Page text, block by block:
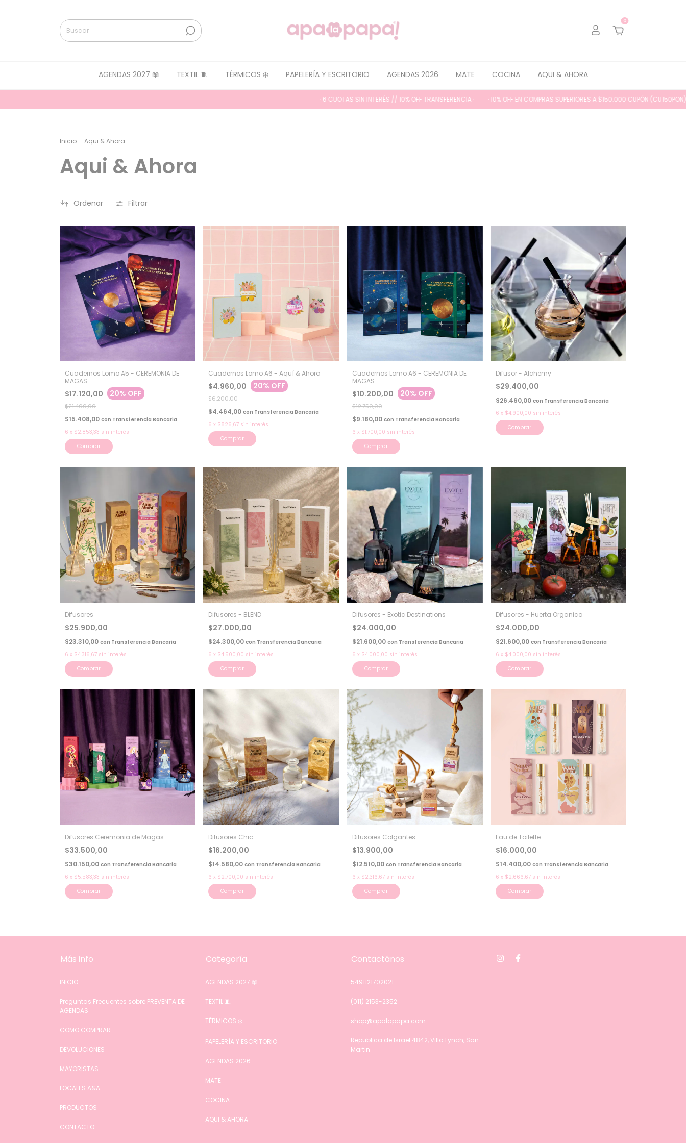
0
AGENDAS 2027 📖 TEXTIL 🧵 TÉRMICOS ❄️ PAPELERÍA Y ESCRITORIO AGENDAS 2026 MATE COCINA AQUI & AHORA
· 6 CUOTAS SIN INTERÉS // 10% OFF TRANSFERENCIA · · 10% OFF EN COMPRAS SUPERIORES A $150.000 CUPÓN (CU150PON) //
Inicio . Aqui & Ahora
Aqui & Ahora
Ordenar Filtrar
Cuadernos Lomo A5 - CEREMONIA DE
MAGAS
$17.120,00 20% OFF
$21.400,00
$15.408,00 con Transferencia Bancaria
6 x $2.853,33 sin interés
Comprar
Cuadernos Lomo A6 - Aquí & Ahora
$4.960,00 20% OFF
$6.200,00
$4.464,00con Transferencia Bancaria
6 x $826,67 sin interés
Comprar
Cuadernos Lomo A6 - CEREMONIA DE
MAGAS
$10.200,00 20% OFF
$12.750,00
$9.180,00 con Transferencia Bancaria
6 x $1.700,00 sin interés
Comprar
Difusor - Alchemy
$29.400,00
$26.460,00 con Transferencia Bancaria
6 x $4.900,00 sin interés
Comprar
Difusores
$25.900,00
$23.310,00 con Transferencia Bancaria
6 x $4.316,67 sin interés
Comprar
Difusores - BLEND
$27.000,00
$24.300,00con Transferencia Bancaria
6 x $4.500,00 sin interés
Comprar
Difusores - Exotic Destinations
$24.000,00
$21.600,00 con Transferencia Bancaria
6 x $4.000,00 sin interés
Comprar
Difusores - Huerta Organica
$24.000,00
$21.600,00 con Transferencia Bancaria
6 x $4.000,00 sin interés
Comprar
Difusores Ceremonia de Magas
$33.500,00
$30.150,00 con Transferencia Bancaria
6 x $5.583,33 sin interés
Comprar
Difusores Chic
$16.200,00
$14.580,00con Transferencia Bancaria
6 x $2.700,00 sin interés
Comprar
Difusores Colgantes
$13.900,00
$12.510,00 con Transferencia Bancaria
6 x $2.316,67 sin interés
Comprar
Eau de Toilette
$16.000,00
$14.400,00 con Transferencia Bancaria
6 x $2.666,67 sin interés
Comprar
Más info
INICIO
Preguntas Frecuentes sobre PREVENTA DE
AGENDAS
COMO COMPRAR
DEVOLUCIONES
MAYORISTAS
LOCALES A&A
PRODUCTOS
CONTACTO
Categoría
AGENDAS 2027 📖
TEXTIL 🧵
TÉRMICOS ❄️
PAPELERÍA Y ESCRITORIO
AGENDAS 2026
MATE
COCINA
AQUI & AHORA
Contactános
5491121702021
(011) 2153-2352
shop@apalapapa.com
Republica de Israel 4842, Villa Lynch, San
Martin